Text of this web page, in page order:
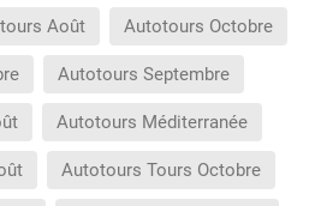
Août Autotours Octobre
Autotours Septembre
Autotours Méditerranée
Autotours Tours Octobre